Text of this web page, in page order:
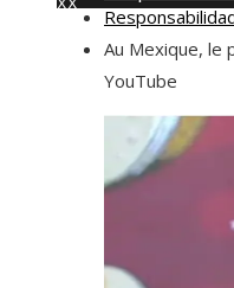
jueves, agosto 6
Au Mexique, le
YouTube